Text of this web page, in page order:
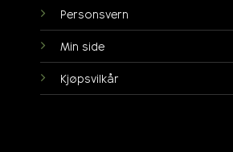
Personsvern
Min side
Kjøpsvilkår